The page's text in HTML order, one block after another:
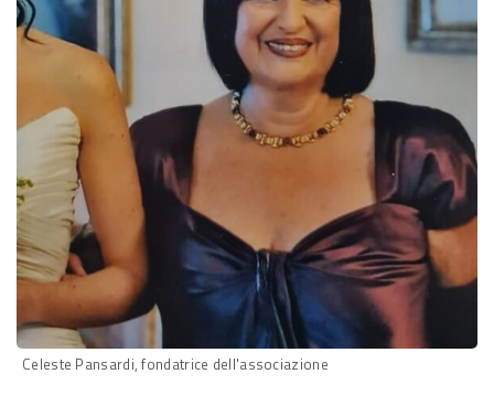
Celeste Pansardi, fondatrice dell'associazione